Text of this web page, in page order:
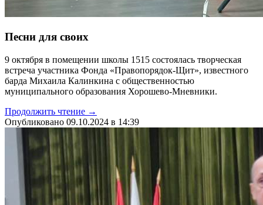
Песни для своих
9 октября в помещении школы 1515 состоялась творческая
встреча участника Фонда «Правопорядок-Щит», известного
барда Михаила Калинкина с общественностью
муниципального образования Хорошево-Мневники.
Продолжить чтение →
Опубликовано 09.10.2024 в 14:39